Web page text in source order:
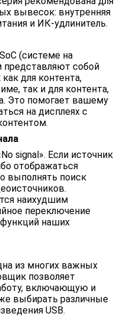
вывесок: внутренняя
и ИК-удлинитель.
(системе на
представляют собой
для контента,
так и для контента,
Это помогает вашему
на дисплеях с
signal». Если источник
отображаться
выполнять поиск
наихудшим
переключение
наших
из многих важных
позволяет
включающую и
выбирать различные
USB.